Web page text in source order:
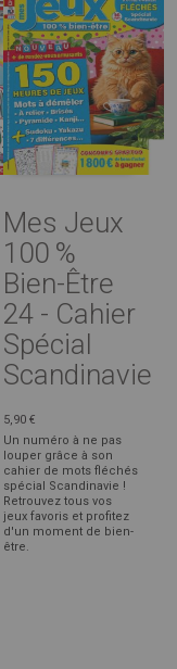
Mes Jeux
100 %
Bien-Être
24 - Cahier
Spécial
Scandinavie
5,90 €
Un numéro à ne pas
louper grâce à son
cahier de mots fléchés
spécial Scandinavie !
Retrouvez tous vos
jeux favoris et profitez
d'un moment de bien-
être.